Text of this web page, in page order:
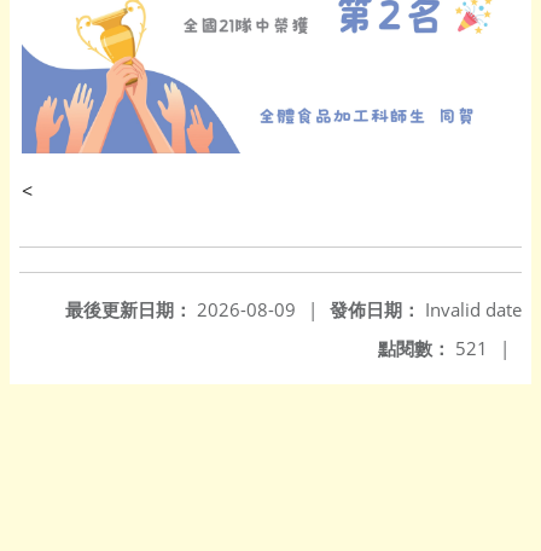
<
發佈日期： Invalid date
最後更新日期： 2026-08-09
|
點閱數： 521 |